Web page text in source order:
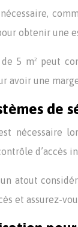
obtenir une
5 m² peut
avoir une
de
nécessaire
d’accès
atout
et assurez-